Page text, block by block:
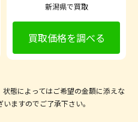
新潟県で買取
買取価格を調べる
態によってはご希望の金額に添えな
ますのでご了承下さい。